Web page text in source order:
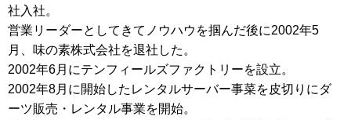
社入社。
営業リーダーとしてきてノウハウを掴んだ後に2002年5
月、味の素株式会社を退社した。
2002年6月にテンフィールズファクトリーを設立。
2002年8月に開始したレンタルサーバー事菜を皮切りにダ
ーツ販売・レンタル事業を開始。